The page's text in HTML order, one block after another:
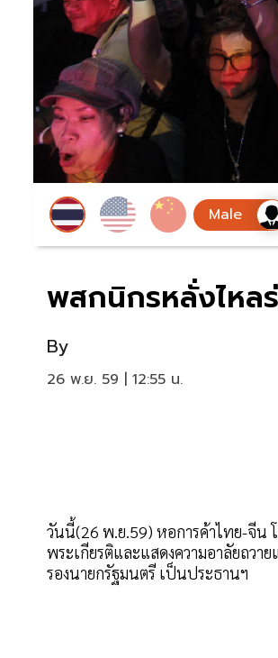
พสกนิกรหลั่งไหล
By
26 พ.ย. 59 | 12:55 น.
วันนี้(26 พ.ย.59) หอการค้าไทย-จีน
พระเกียรติและแสดงความอาลัยถว
รองนายกรัฐมนตรี เป็นประธานฯ